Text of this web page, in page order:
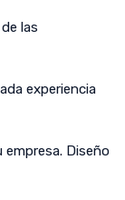
las
experiencia
Diseño